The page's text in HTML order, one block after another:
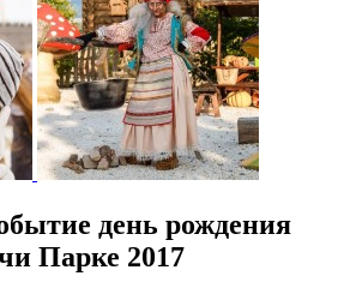
день рождения
Парке 2017